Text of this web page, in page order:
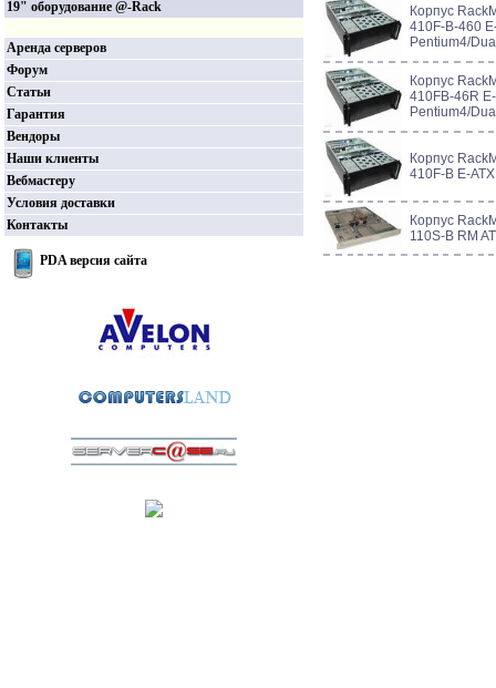
19" оборудование @-Rack
Аренда серверов
Форум
Статьи
Гарантия
Вендоры
Наши клиенты
Вебмастеру
Условия доставки
Контакты
PDA версия сайта
Корпус
410F-B-460
Pentium4/
Корпус
410FB-46R
Pentium4/
Корпус
410F-B E-
Корпус
110S-B RM